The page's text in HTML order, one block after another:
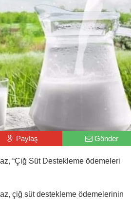
Paylaş Gönder
“Çiğ Süt Destekleme ödemeleri
çiğ süt destekleme ödemelerinin